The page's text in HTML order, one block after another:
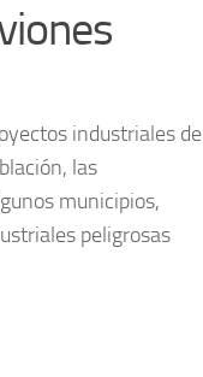
industriales de
las
municipios,
peligrosas